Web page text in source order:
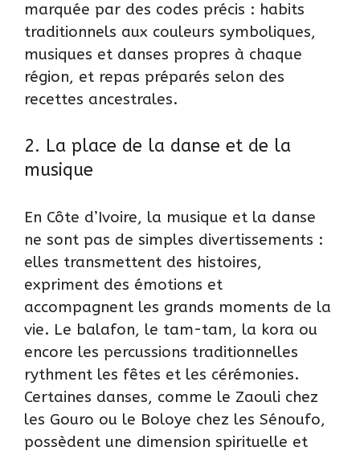
marquée par des codes précis : habits
traditionnels aux couleurs symboliques,
musiques et danses propres à chaque
région, et repas préparés selon des
recettes ancestrales.
2. La place de la danse et de la
musique
En Côte d’Ivoire, la musique et la danse
ne sont pas de simples divertissements :
elles transmettent des histoires,
expriment des émotions et
accompagnent les grands moments de la
vie. Le balafon, le tam-tam, la kora ou
encore les percussions traditionnelles
rythment les fêtes et les cérémonies.
Certaines danses, comme le Zaouli chez
les Gouro ou le Boloye chez les Sénoufo,
possèdent une dimension spirituelle et